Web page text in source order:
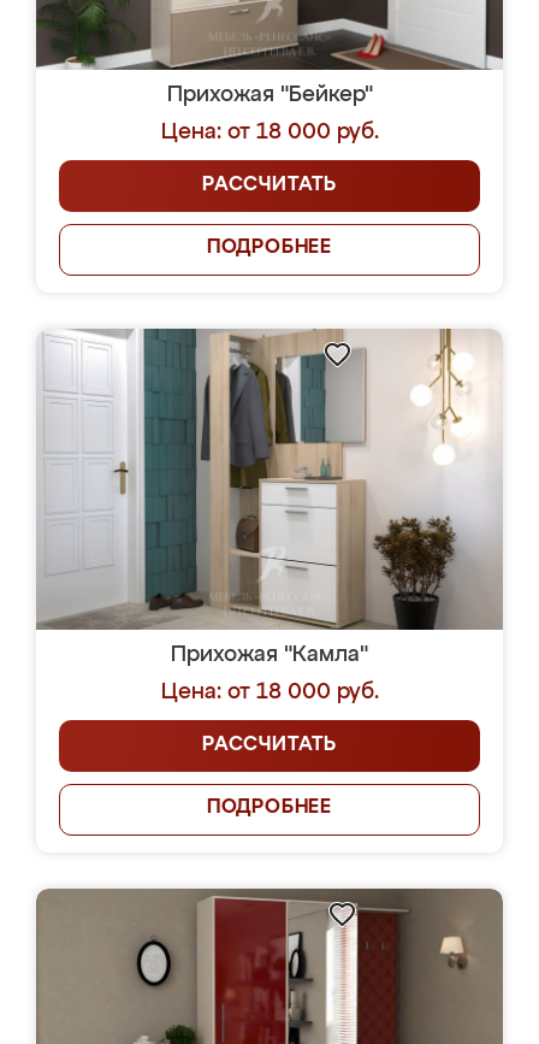
Прихожая "Бейкер"
Цена: от 18 000 руб.
РАССЧИТАТЬ
ПОДРОБНЕЕ
Прихожая "Камла"
Цена: от 18 000 руб.
РАССЧИТАТЬ
ПОДРОБНЕЕ